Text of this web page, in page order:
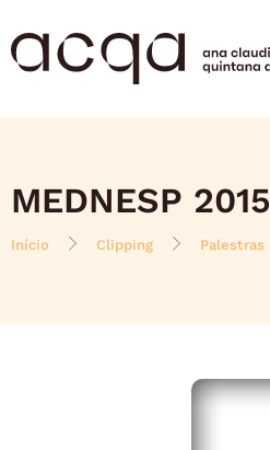
MEDNESP 2015
Início Clipping Palestras